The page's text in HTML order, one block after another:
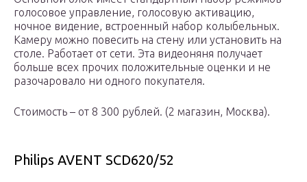
голосовое управление, голосовую активацию,
ночное видение, встроенный набор колыбельных.
Камеру можно повесить на стену или установить на
столе. Работает от сети. Эта видеоняня получает
больше всех прочих положительные оценки и не
разочаровало ни одного покупателя.
Стоимость – от 8 300 рублей. (2 магазин, Москва).
Philips AVENT SCD620/52